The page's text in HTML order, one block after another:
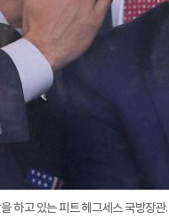
하고 있는 피트 헤그세스 국방장